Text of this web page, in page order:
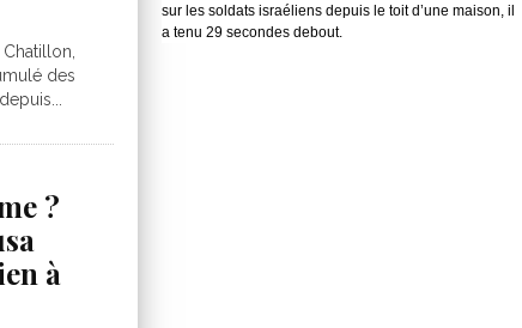
des
?
à
sur les soldats israéliens depuis le toit d’une maison, il
a tenu 29 secondes debout.